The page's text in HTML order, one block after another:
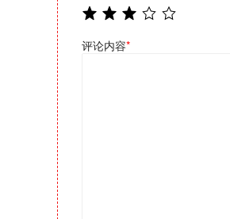
评论内容*